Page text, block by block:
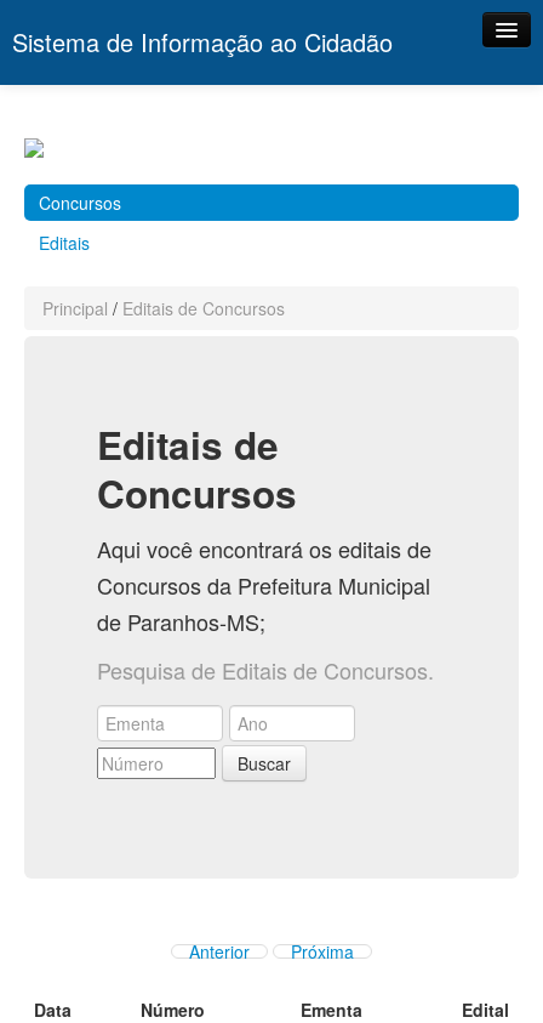
Sistema de Informação ao Cidadão
Concursos
Editais
Principal / Editais de Concursos
Editais de
Concursos
Aqui você encontrará os editais de
Concursos da Prefeitura Municipal
de Paranhos-MS;
Pesquisa de Editais de Concursos.
Buscar
Anterior Próxima
Data Número Ementa
Edital